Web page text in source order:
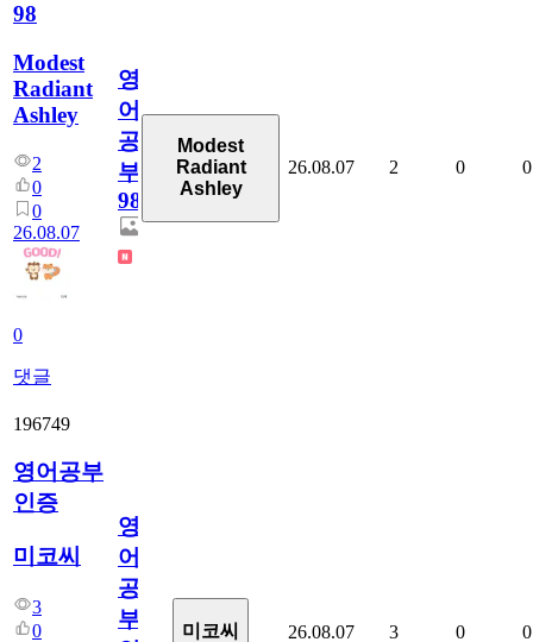
98
Modest
Radiant
Ashley
2
0
0
26.08.07
0
댓글
영
어
공
부
98
Modest
Radiant
Ashley
26.08.07 2 0 0
196749
영어공부
인증
미코씨
3
0
영
어
공
부
미코씨 26.08.07 3 0 0